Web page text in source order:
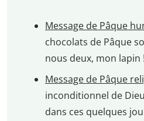
Message de Pâque
chocolats de Pâque
nous deux, mon lapin
Message de Pâque
inconditionnel de
dans ces quelques